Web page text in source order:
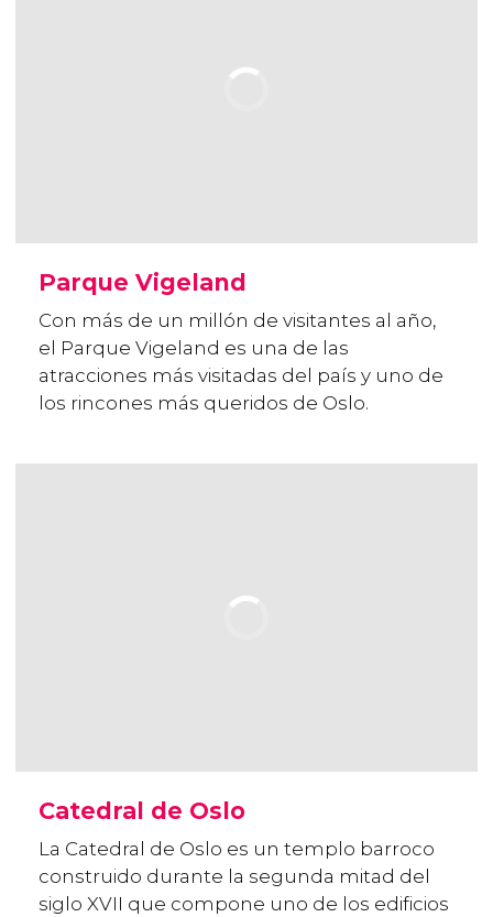
Parque Vigeland
Con más de un millón de visitantes al año,
el Parque Vigeland es una de las
atracciones más visitadas del país y uno de
los rincones más queridos de Oslo.
Catedral de Oslo
La Catedral de Oslo es un templo barroco
construido durante la segunda mitad del
siglo XVII que compone uno de los edificios